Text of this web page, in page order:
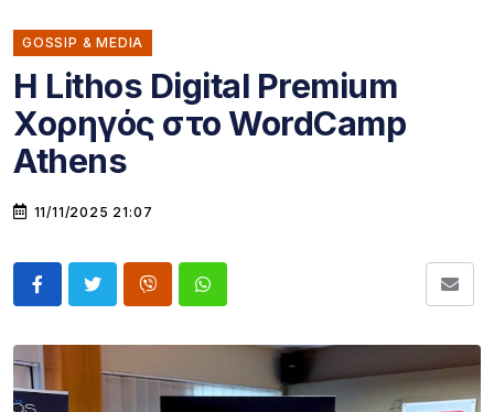
GOSSIP & MEDIA
Η Lithos Digital Premium
Χορηγός στο WordCamp
Athens
11/11/2025 21:07